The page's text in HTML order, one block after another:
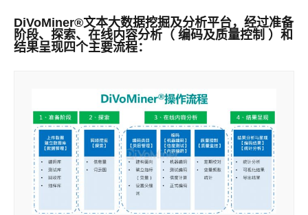
DiVoMiner®文本大数据挖掘及分析平台，经过准备
阶段、探索、在线内容分析（ 编码及质量控制 ）和
结果呈现四个主要流程：